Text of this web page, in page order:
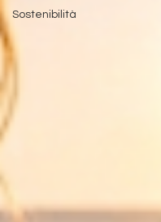
Sostenibilità